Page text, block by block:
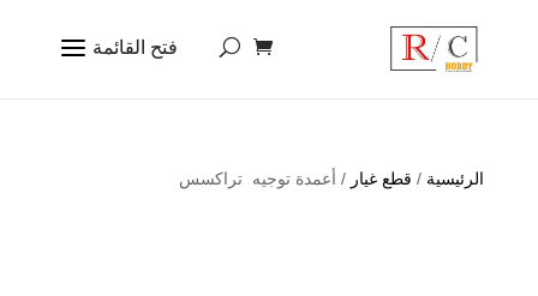
الرئيسية / قطع غيار / أعمدة توجيه تراكسس